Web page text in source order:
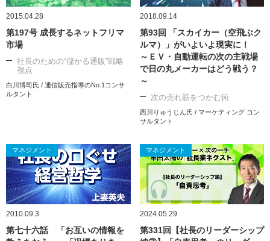
2015.04.28
第197号 成長するネットフリマ
市場
社長のための“儲かる通販”戦略
視点
白川博司氏 / 通信販売指導のNo.1コンサ
ルタント
2018.09.14
第93回 「スカイカー（空飛ぶク
ルマ）」がいよいよ現実に！
～ＥＶ・自動運転の次の主戦場
で日の丸メーカーはどう戦う？
～
次の売れ筋をつかむ術
西川りゅうじん氏 / マーケティング コン
サルタント
マネジメント
2010.09.3
第七十六話 「お互いの情報を
マネジメント
2024.05.29
第331回【社長のリーダーシップ